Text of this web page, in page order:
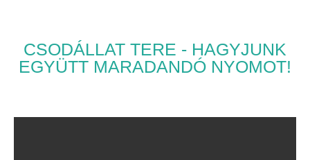
CSODÁLLAT TERE - HAGYJUNK
EGYÜTT MARADANDÓ NYOMOT!